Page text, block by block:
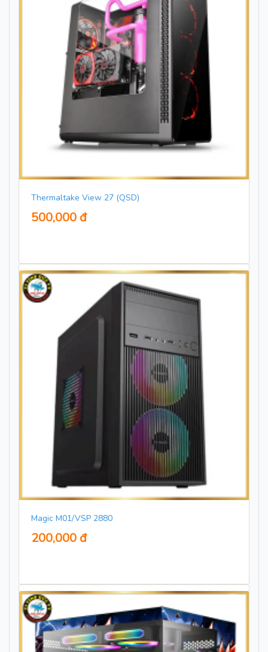
Thermaltake View 27 (QSD)
500,000 đ
Magic M01/VSP 2880
200,000 đ